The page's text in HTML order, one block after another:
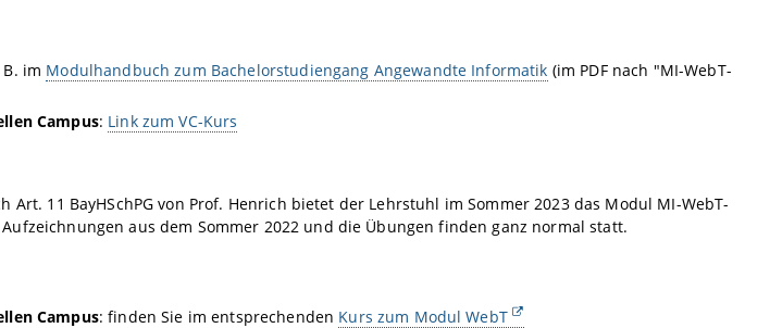
im Modulhandbuch zum Bachelorstudiengang Angewandte Informatik (im PDF nach "MI-WebT-
Campus: Link zum VC-Kurs
Art. 11 BayHSchPG von Prof. Henrich bietet der Lehrstuhl im Sommer 2023 das Modul MI-WebT-
aus dem Sommer 2022 und die Übungen finden ganz normal statt.
Campus: finden Sie im entsprechenden Kurs zum Modul WebT